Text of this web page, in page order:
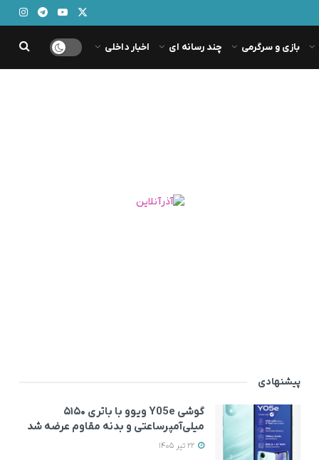
بازی و سرگرمی چند رسانه ای اخبار داخلی
پیشنهادی
گوشی Y05e ویوو با باتری ۵۱۵۰
میلی‌آمپرساعتی و بدنه مقاوم عرضه شد